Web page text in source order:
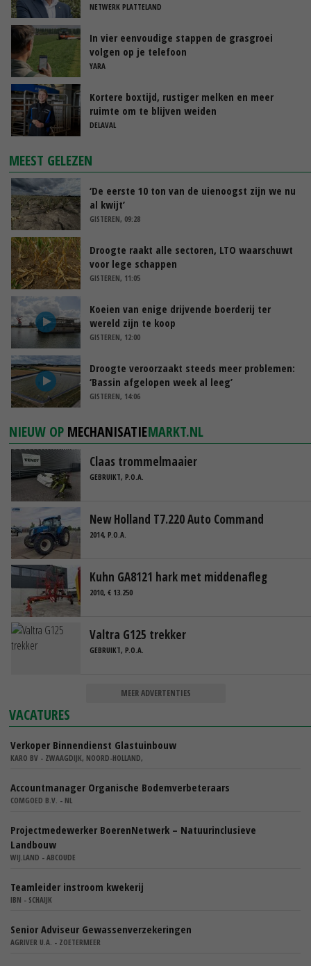
NETWERK PLATTELAND
In vier eenvoudige stappen de grasgroei
volgen op je telefoon
YARA
Kortere boxtijd, rustiger melken en meer
ruimte om te blijven weiden
DELAVAL
MEEST GELEZEN
‘De eerste 10 ton van de uienoogst zijn we nu
al kwijt’
GISTEREN, 09:28
Droogte raakt alle sectoren, LTO waarschuwt
voor lege schappen
GISTEREN, 11:05
Koeien van enige drijvende boerderij ter
wereld zijn te koop
GISTEREN, 12:00
Droogte veroorzaakt steeds meer problemen:
‘Bassin afgelopen week al leeg’
GISTEREN, 14:06
NIEUW OP MECHANISATIEMARKT.NL
Claas trommelmaaier
GEBRUIKT, P.O.A.
New Holland T7.220 Auto Command
2014, P.O.A.
Kuhn GA8121 hark met middenafleg
2010, € 13.250
Valtra G125 trekker
GEBRUIKT, P.O.A.
MEER ADVERTENTIES
VACATURES
Verkoper Binnendienst Glastuinbouw
KARO BV - ZWAAGDIJK, NOORD-HOLLAND,
Accountmanager Organische Bodemverbeteraars
COMGOED B.V. - NL
Projectmedewerker BoerenNetwerk – Natuurinclusieve
Landbouw
WIJ.LAND - ABCOUDE
Teamleider instroom kwekerij
IBN - SCHAIJK
Senior Adviseur Gewassenverzekeringen
AGRIVER U.A. - ZOETERMEER